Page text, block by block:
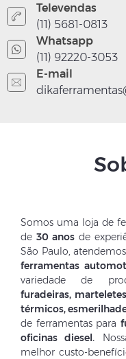
Televendas
(11) 5681-0813
Whatsapp
(11) 92220-3053
E-mail
Somos uma loja de
de 30 anosde
São Paulo,
ferramentas
variedade de
furadeiras,
térmicos,
de ferramentas para
oficinas diesel.
melhor custo-